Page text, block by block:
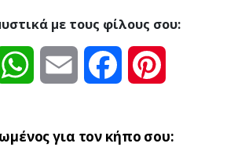
με τους φίλους σου:
WhatsAppEmail Facebook
για τον κήπο σου: